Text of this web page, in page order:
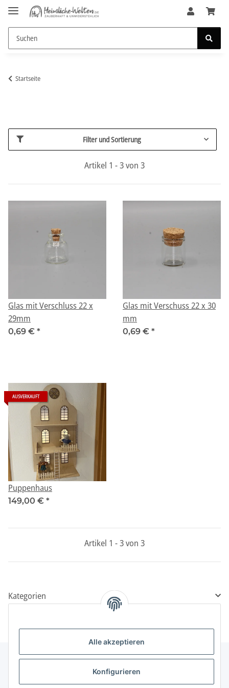
Alle akzeptieren
Konfigurieren
Startseite
Filter und Sortierung
Artikel 1 - 3 von 3
Glas mit Verschluss 22 x
29mm
0,69 € *
Glas mit Verschuss 22 x 30
mm
0,69 € *
AUSVERKAUFT
Puppenhaus
149,00 € *
Artikel 1 - 3 von 3
Kategorien
Informationen